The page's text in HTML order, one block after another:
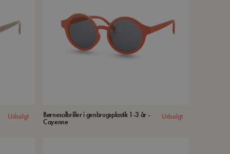
Udsolgt Børnesolbriller i genbrugsplastik 1-3 år -
Cayenne
Udsolgt